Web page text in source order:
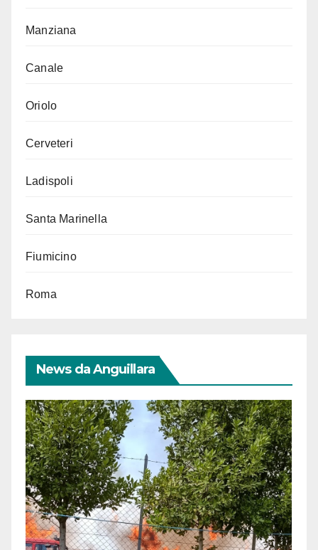
Manziana
Canale
Oriolo
Cerveteri
Ladispoli
Santa Marinella
Fiumicino
Roma
News da Anguillara